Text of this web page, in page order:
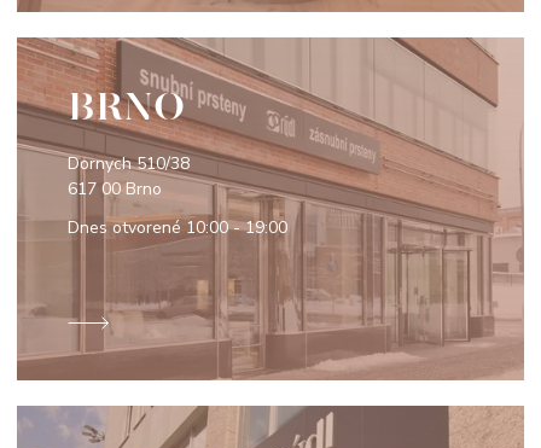
BRNO
Dornych 510/38
617 00 Brno
Dnes otvorené10:00 - 19:00